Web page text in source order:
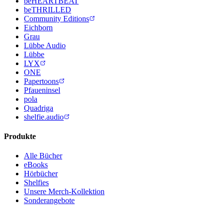
beTHRILLED
Community Editions
Eichborn
Grau
Lübbe Audio
Lübbe
LYX
ONE
Papertoons
Pfaueninsel
pola
Quadriga
shelfie.audio
Produkte
Alle Bücher
eBooks
Hörbücher
Shelfies
Unsere Merch-Kollektion
Sonderangebote